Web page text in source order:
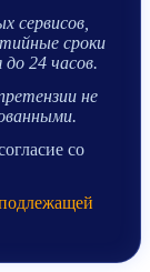
сервисов,
сроки
до 24 часов.
не
со